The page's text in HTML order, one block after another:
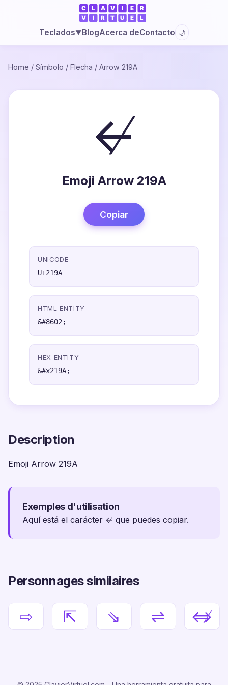
Teclados▼BlogAcerca deContacto 🌙
Home / Símbolo / Flecha / Arrow 219A
↚
Emoji Arrow 219A
Copiar
UNICODE
U+219A
HTML ENTITY
&#8602;
HEX ENTITY
&#x219A;
Description
Emoji Arrow 219A
Exemples d'utilisation
Aquí está el carácter ↚ que puedes copiar.
Personnages similaires
⇨ ⇱ ⇘ ⇌ ⇎